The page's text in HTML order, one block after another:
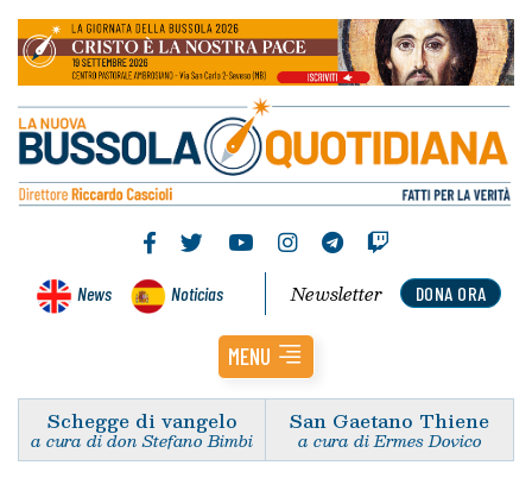
News Noticias DONA ORA
Newsletter
MENU
Schegge di vangelo
a cura di don Stefano Bimbi
San Gaetano Thiene
a cura di Ermes Dovico